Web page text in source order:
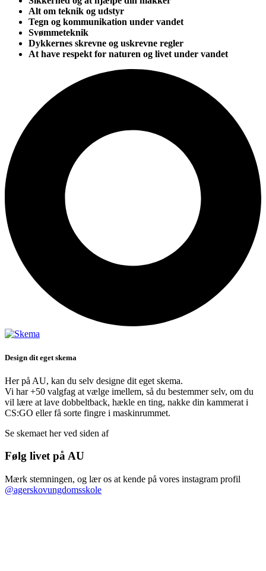
Alt om teknik og udstyr
Tegn og kommunikation under vandet
Svømmeteknik
Dykkernes skrevne og uskrevne regler
At have respekt for naturen og livet under vandet
Design dit eget skema
Her på AU, kan du selv designe dit eget skema.
Vi har +50 valgfag at vælge imellem, så du bestemmer selv, om du
vil lære at lave dobbeltback, hækle en ting, nakke din kammerat i
CS:GO eller få sorte fingre i maskinrummet.
Se skemaet her ved siden af
Følg livet på AU
Mærk stemningen, og lær os at kende på vores instagram profil
@agerskovungdomsskole